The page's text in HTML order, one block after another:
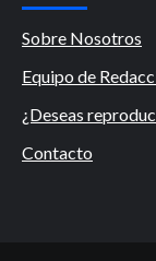
Sobre Nosotros
Equipo de
¿Deseas
Contacto